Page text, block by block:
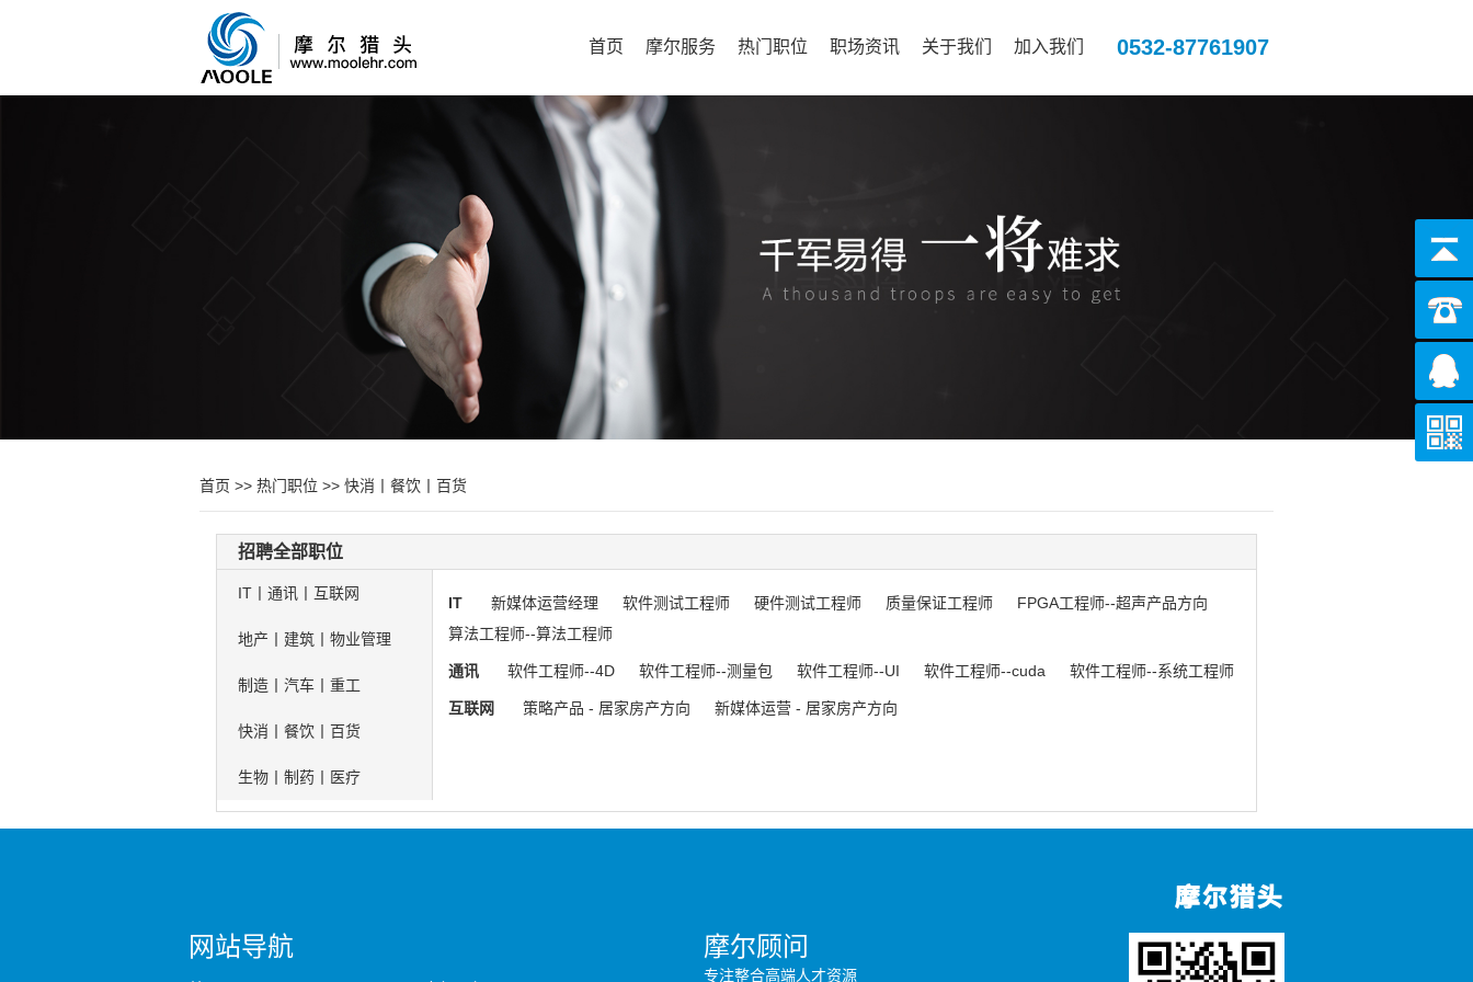
首页 摩尔服务 热门职位 职场资讯 关于我们 加入我们 0532-87761907
首页 >> 热门职位 >> 快消丨餐饮丨百货
招聘全部职位
IT丨通讯丨互联网
地产丨建筑丨物业管理
制造丨汽车丨重工
快消丨餐饮丨百货
生物丨制药丨医疗
IT 新媒体运营经理 软件测试工程师 硬件测试工程师 质量保证工程师
FPGA工程师--超声产品方向
算法工程师--算法工程师
通讯 软件工程师--4D 软件工程师--测量包 软件工程师--UI 软件工程师--cuda 软件工程师--系统工程师
互联网 策略产品 - 居家房产方向 新媒体运营 - 居家房产方向
网站导航 摩尔顾问
专注整合高端人才资源